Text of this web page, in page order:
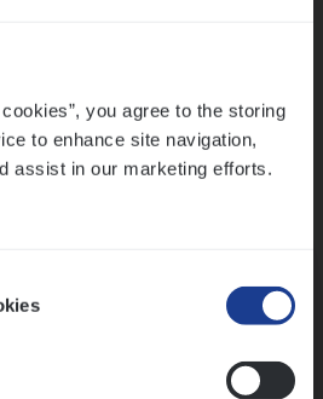
you agree to the storing
to enhance site navigation,
assist in our marketing efforts.